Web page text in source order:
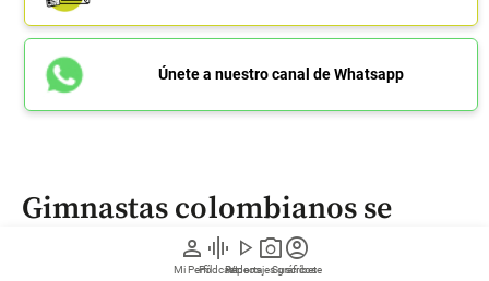
person
Mi Perfil
graphic_eq
Pódcast
play_arrow
Videos
photo_camera
Reportajes gráficos
account_circle
Suscríbete
Únete a nuestro canal de Whatsapp
Gimnastas colombianos se
lucen en Centroamericanos: